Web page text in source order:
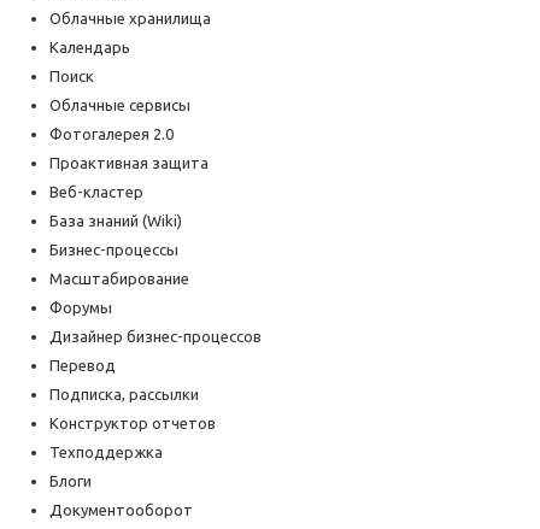
Облачные хранилища
Календарь
Поиск
Облачные сервисы
Фотогалерея 2.0
Проактивная защита
Веб-кластер
База знаний (Wiki)
Бизнес-процессы
Масштабирование
Форумы
Дизайнер бизнес-процессов
Перевод
Подписка, рассылки
Конструктор отчетов
Техподдержка
Блоги
Документооборот